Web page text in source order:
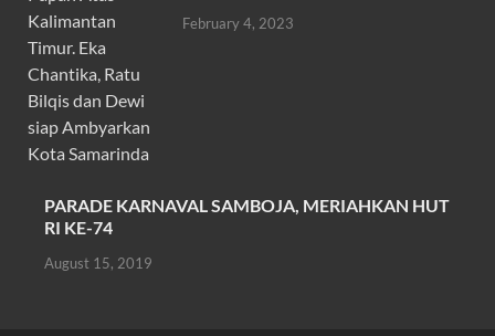
February 4, 2023
PARADE KARNAVAL SAMBOJA, MERIAHKAN HUT
RI KE-74
August 15, 2019